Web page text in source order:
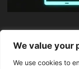
We value your
We use cookies to